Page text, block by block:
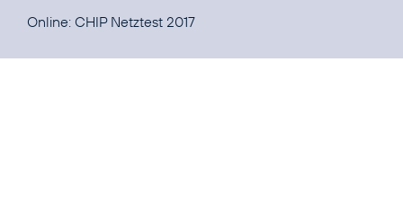
Online: CHIP Netztest 2017